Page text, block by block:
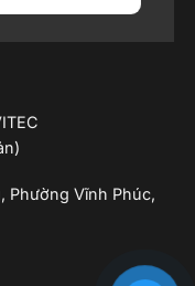
Phường Vĩnh Phúc,